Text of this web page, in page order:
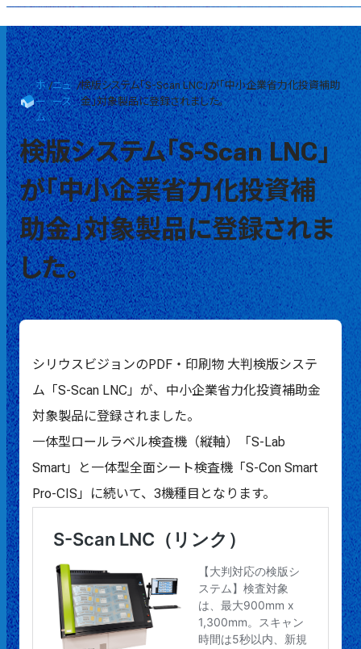
ホ
ー
ム
/ニュ
ース
/検版システム「S-Scan LNC」が「中小企業省力化投資補助
金」対象製品に登録されました。
検版システム「S-Scan LNC」
が「中小企業省力化投資補
助金」対象製品に登録されま
した。
シリウスビジョンのPDF・印刷物 大判検版システ
ム「S-Scan LNC」が、 中小企業省力化投資補助金
対象製品に登録されました。
一体型ロールラベル検査機（縦軸）「S-Lab
Smart」
と 一体型全面シート検査機「S-Con Smart
Pro-CIS」 に続いて、3機種目となります。